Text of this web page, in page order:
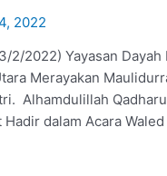
2022
2/2022) Yayasan
Merayakan
Alhamdulillah
dalam Acara